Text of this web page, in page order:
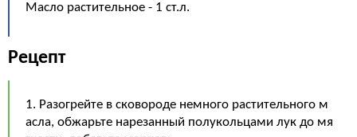
Масло растительное - 1 ст.л.
Рецепт
1. Разогрейте в сковороде немного растительного м
асла, обжарьте нарезанный полукольцами лук до мя